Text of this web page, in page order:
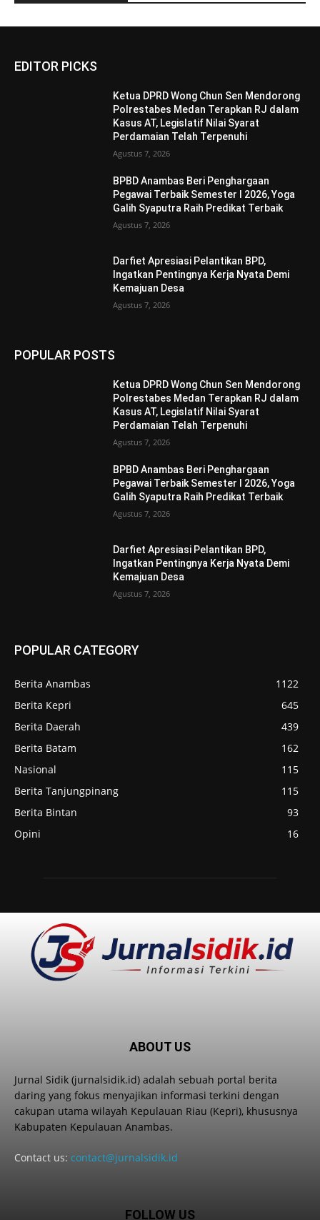
EDITOR PICKS
Ketua DPRD Wong Chun Sen Mendorong
Polrestabes Medan Terapkan RJ dalam
Kasus AT, Legislatif Nilai Syarat
Perdamaian Telah Terpenuhi
Agustus 7, 2026
BPBD Anambas Beri Penghargaan
Pegawai Terbaik Semester I 2026, Yoga
Galih Syaputra Raih Predikat Terbaik
Agustus 7, 2026
Darfiet Apresiasi Pelantikan BPD,
Ingatkan Pentingnya Kerja Nyata Demi
Kemajuan Desa
Agustus 7, 2026
POPULAR POSTS
Ketua DPRD Wong Chun Sen Mendorong
Polrestabes Medan Terapkan RJ dalam
Kasus AT, Legislatif Nilai Syarat
Perdamaian Telah Terpenuhi
Agustus 7, 2026
BPBD Anambas Beri Penghargaan
Pegawai Terbaik Semester I 2026, Yoga
Galih Syaputra Raih Predikat Terbaik
Agustus 7, 2026
Darfiet Apresiasi Pelantikan BPD,
Ingatkan Pentingnya Kerja Nyata Demi
Kemajuan Desa
Agustus 7, 2026
POPULAR CATEGORY
Berita Anambas
1122
Berita Kepri
645
Berita Daerah
439
Berita Batam
162
Nasional
115
Berita Tanjungpinang
115
Berita Bintan
93
Opini
16
ABOUT US
Jurnal Sidik (jurnalsidik.id) adalah sebuah portal berita
daring yang fokus menyajikan informasi terkini dengan
cakupan utama wilayah Kepulauan Riau (Kepri), khususnya
Kabupaten Kepulauan Anambas.
Contact us: contact@jurnalsidik.id
FOLLOW US